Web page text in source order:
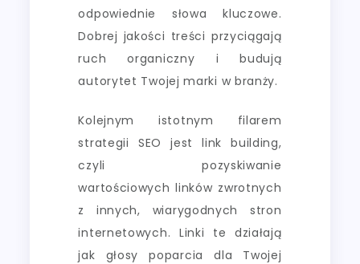
odpowiednie słowa kluczowe.
Dobrej jakości treści przyciągają
ruch organiczny i budują
autorytet Twojej marki w branży.
Kolejnym istotnym filarem
strategii SEO jest link building,
czyli pozyskiwanie
wartościowych linków zwrotnych
z innych, wiarygodnych stron
internetowych. Linki te działają
jak głosy poparcia dla Twojej